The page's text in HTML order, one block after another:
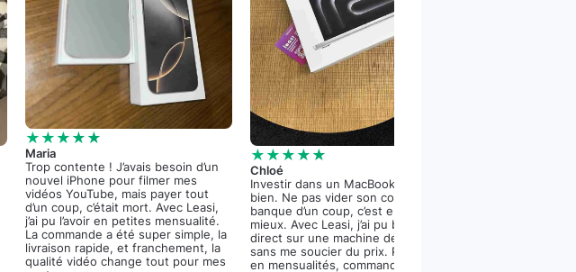
★★★★★
Maria
Trop contente ! J’avais besoin d’un
nouvel iPhone pour filmer mes
vidéos YouTube, mais payer tout
d’un coup, c’était mort. Avec Leasi,
j’ai pu l’avoir en petites mensualité.
La commande a été super simple, la
livraison rapide, et franchement, la
qualité vidéo change tout pour mes
★★★★★
Chloé
Investir dans un MacBook Pro, c’est
bien. Ne pas vider son compte en
banque d’un coup, c’est encore
mieux. Avec Leasi, j’ai pu bosser
direct sur une machine de compet’
sans me soucier du prix. Paiement
en mensualités, commande fluide,